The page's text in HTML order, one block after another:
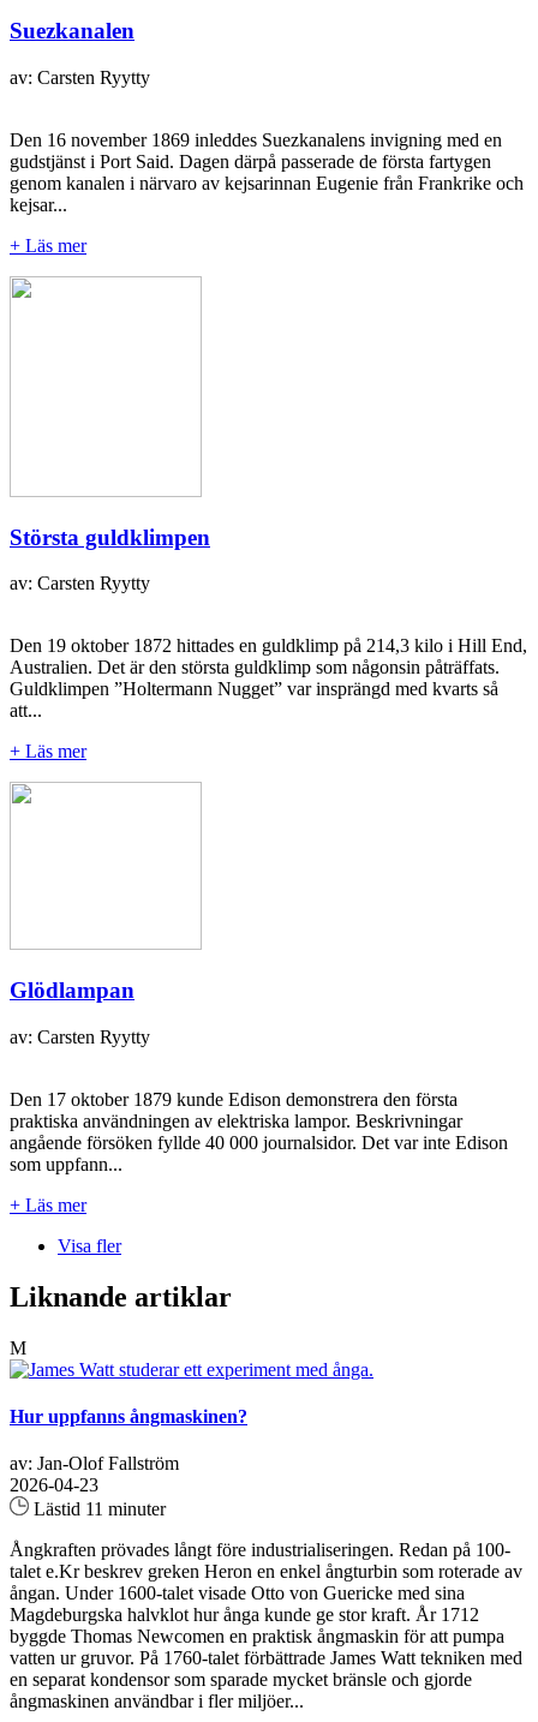
Suezkanalen
av: Carsten Ryytty
Den 16 november 1869 inleddes Suezkanalens invigning med en
gudstjänst i Port Said. Dagen därpå passerade de första fartygen
genom kanalen i närvaro av kejsarinnan Eugenie från Frankrike och
kejsar...
+ Läs mer
Största guldklimpen
av: Carsten Ryytty
Den 19 oktober 1872 hittades en guldklimp på 214,3 kilo i Hill End,
Australien. Det är den största guldklimp som någonsin påträffats.
Guldklimpen ”Holtermann Nugget” var insprängd med kvarts så
att...
+ Läs mer
Glödlampan
av: Carsten Ryytty
Den 17 oktober 1879 kunde Edison demonstrera den första
praktiska användningen av elektriska lampor. Beskrivningar
angående försöken fyllde 40 000 journalsidor. Det var inte Edison
som uppfann...
+ Läs mer
Visa fler
Liknande artiklar
M
Hur uppfanns ångmaskinen?
av: Jan-Olof Fallström
2026-04-23
Lästid 11 minuter
Ångkraften prövades långt före industrialiseringen. Redan på 100-
talet e.Kr beskrev greken Heron en enkel ångturbin som roterade av
ångan. Under 1600-talet visade Otto von Guericke med sina
Magdeburgska halvklot hur ånga kunde ge stor kraft. År 1712
byggde Thomas Newcomen en praktisk ångmaskin för att pumpa
vatten ur gruvor. På 1760-talet förbättrade James Watt tekniken med
en separat kondensor som sparade mycket bränsle och gjorde
ångmaskinen användbar i fler miljöer...